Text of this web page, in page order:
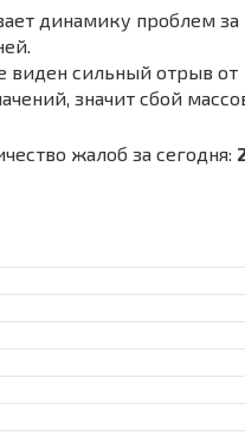
динамику проблем за
виден сильный отрыв от
значит сбой
жалоб за сегодня: